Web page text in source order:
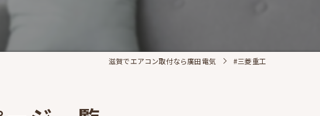
滋賀でエアコン取付なら廣田電気 #三菱重工